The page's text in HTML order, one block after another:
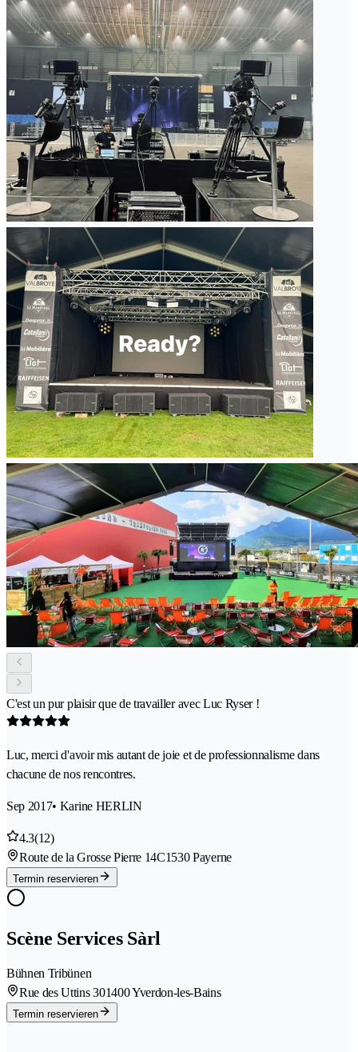
C'est un pur plaisir que de travailler avec Luc Ryser !
Luc, merci d'avoir mis autant de joie et de professionnalisme dans
chacune de nos rencontres.
Sep 2017• Karine HERLIN
4.3(12)
Route de la Grosse Pierre 14C1530 Payerne
Termin reservieren
Scène Services Sàrl
Bühnen Tribünen
Rue des Uttins 301400 Yverdon-les-Bains
Termin reservieren